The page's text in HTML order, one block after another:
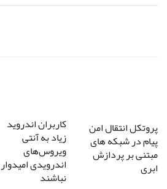
پروتکل انتقال امن
پیام در شبکه های
مبتنی بر پردازش
ابری
کاربران اندروید
زیاد به آنتی
ویروس‌های
اندرویدی امیدوار
نباشند